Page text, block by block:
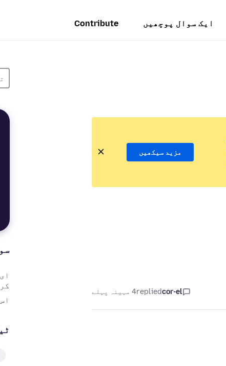
ایک سوال پوچھیں Contribute
مزید سیکھیں
cor-el
replied4 مہینہ پہلے